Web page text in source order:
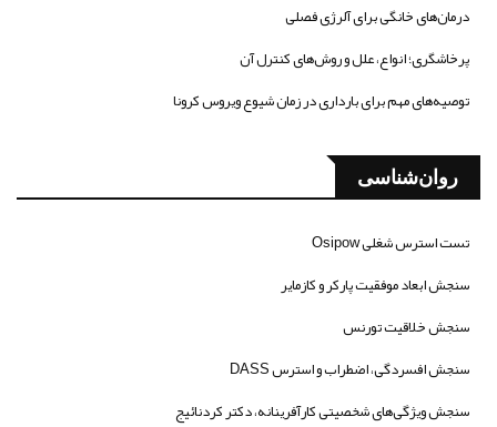
درمان‌های خانگی برای آلرژی فصلی
پرخاشگری؛ انواع، علل و روش‌های کنترل آن
توصیه‌های مهم برای بارداری در زمان شیوع ویروس کرونا
روان‌شناسی
تست استرس شغلی Osipow
سنجش ابعاد موفقیت پارکر و کازمایر
سنجش خلاقیت تورنس
سنجش افسردگی، اضطراب و استرس DASS
سنجش ویژگی‌های شخصیتی کارآفرینانه، دکتر کردنائیج